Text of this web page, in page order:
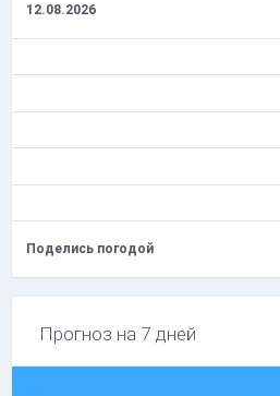
12.08.2026
Поделись погодой
Прогноз на 7 дней